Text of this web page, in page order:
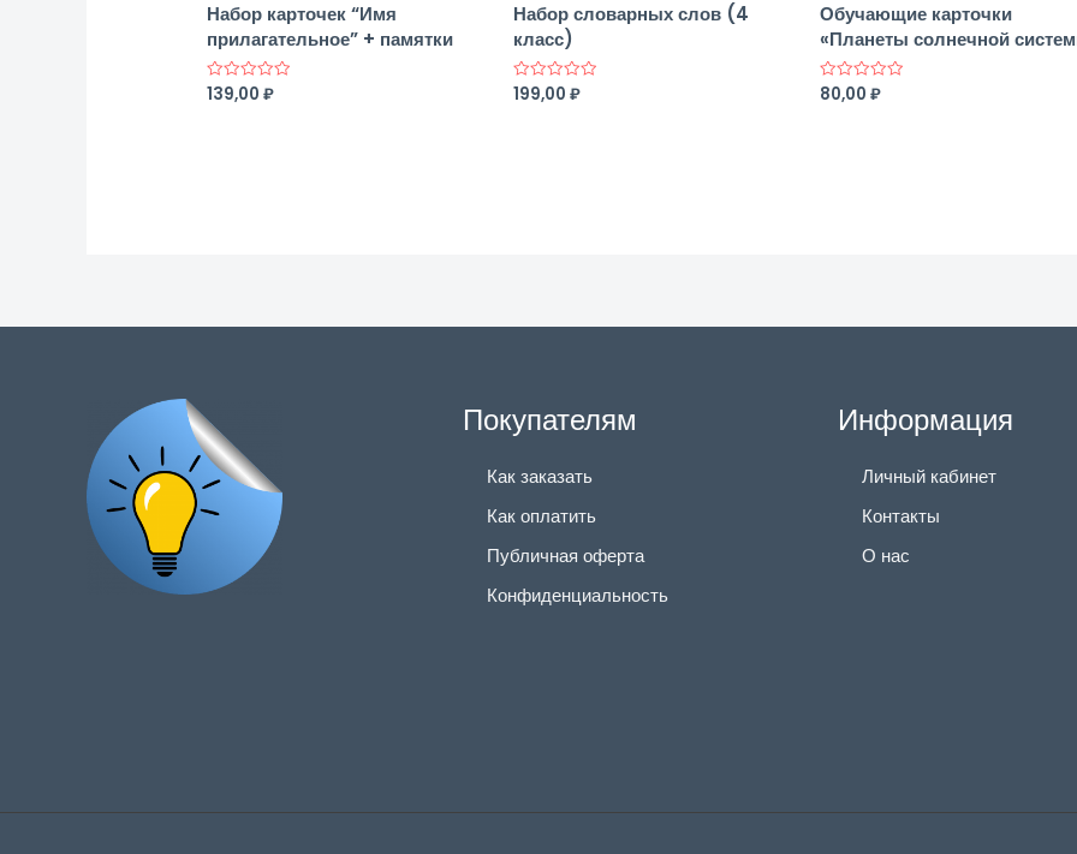
Набор карточек “Имя
прилагательное” + памятки
Оценка
139,00₽
Набор словарных слов (4
класс)
Оценка
199,00₽
Обучающие карточки
«Планеты солнечной
Оценка
80,00 ₽
Покупателям
Как заказать
Как оплатить
Публичная оферта
Конфиденциальность
Информация
Личный кабинет
Контакты
О нас